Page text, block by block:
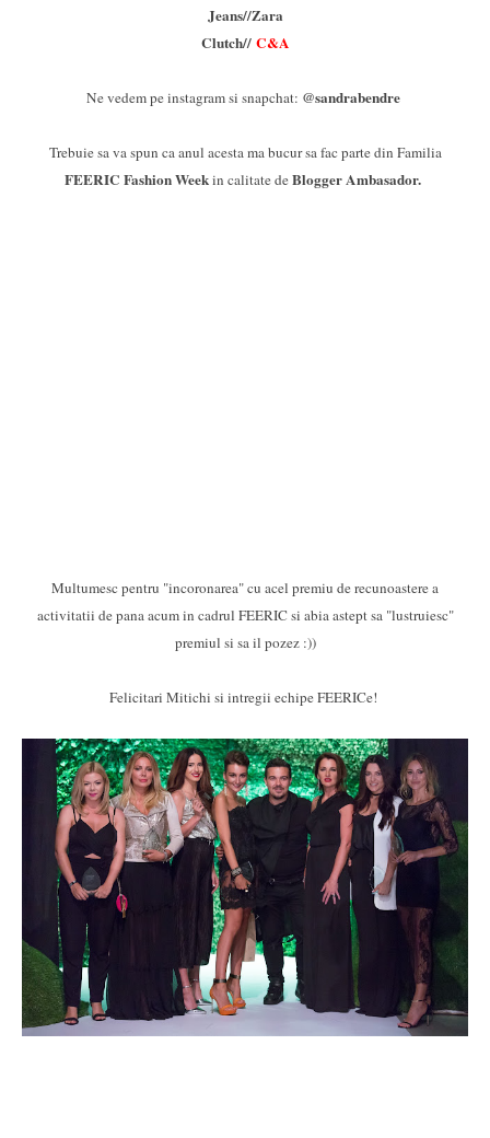
Jeans//Zara
Clutch// C&A
Ne vedem pe instagram si snapchat: @sandrabendre
Trebuie sa va spun ca anul acesta ma bucur sa fac parte din Familia
FEERIC Fashion Weekin calitate deBlogger Ambasador.
Multumesc pentru "incoronarea" cu acel premiu de recunoastere a
activitatii de pana acum in cadrul FEERIC si abia astept sa "lustruiesc"
premiul si sa il pozez :))
Felicitari Mitichi si intregii echipe FEERICe!